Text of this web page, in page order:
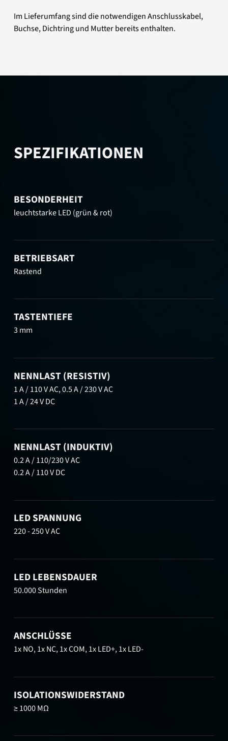
Im Lieferumfang sind die notwendigen Anschlusskabel,
Buchse, Dichtring und Mutter bereits enthalten.
SPEZIFIKATIONEN
BESONDERHEIT
leuchtstarke LED (grün & rot)
BETRIEBSART
Rastend
TASTENTIEFE
3 mm
NENNLAST (RESISTIV)
1 A / 110 V AC, 0.5 A / 230 V AC
1 A / 24 V DC
NENNLAST (INDUKTIV)
0.2 A / 110/230 V AC
0.2 A / 110 V DC
LED SPANNUNG
220 - 250 V AC
LED LEBENSDAUER
50.000 Stunden
ANSCHLÜSSE
1x NO, 1x NC, 1x COM, 1x LED+, 1x LED-
ISOLATIONSWIDERSTAND
≥ 1000 MΩ